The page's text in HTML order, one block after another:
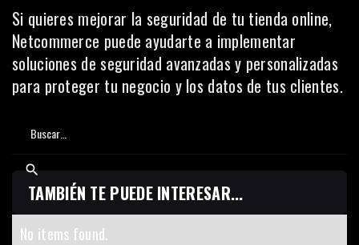
Si quieres mejorar la seguridad de tu tienda online,
Netcommerce puede ayudarte a implementar
soluciones de seguridad avanzadas y personalizadas
para proteger tu negocio y los datos de tus clientes.
TAMBIÉN TE PUEDE INTERESAR...
No items found.